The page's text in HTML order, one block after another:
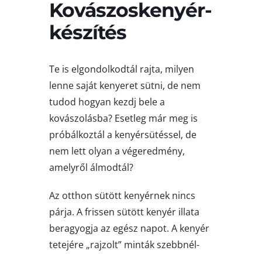
Kovászoskenyér-
készítés
Te is elgondolkodtál rajta, milyen
lenne saját kenyeret sütni, de nem
tudod hogyan kezdj bele a
kovászolásba? Esetleg már meg is
próbálkoztál a kenyérsütéssel, de
nem lett olyan a végeredmény,
amelyről álmodtál?
Az otthon sütött kenyérnek nincs
párja. A frissen sütött kenyér illata
beragyogja az egész napot. A kenyér
tetejére „rajzolt” minták szebbnél-